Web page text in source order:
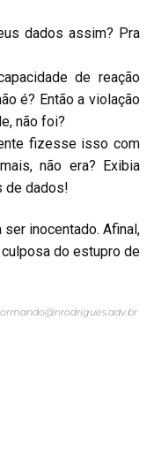
dados assim? Pra
de reação
é? Então a violação
não foi?
fizesse isso com
não era? Exibia
de dados!
ser inocentado. Afinal,
do estupro de